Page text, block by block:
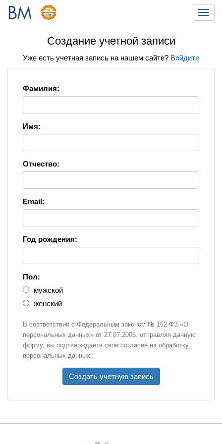
Создание учетной записи
Уже есть учетная запись на нашем сайте? Войдите
Фамилия:
Имя:
Отчество:
Email:
Год рождения:
Пол:
мужской
женский
В соответствии с Федеральным законом № 152-ФЗ «О
персональных данных» от 27.07.2006, отправляя данную
форму, вы подтверждаете свое согласие на обработку
персональных данных.
Создать учетную запись